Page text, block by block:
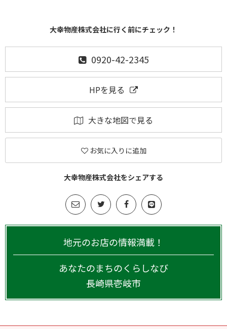
大幸物産株式会社に行く前にチェック！
0920-42-2345
HPを見る
大きな地図で見る
お気に入りに追加
大幸物産株式会社をシェアする
地元のお店の情報満載！
あなたのまちのくらしなび
長崎県壱岐市